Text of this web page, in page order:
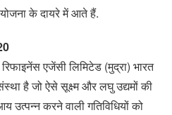
के दायरे में आते हैं.
एजेंसी लिमिटेड (मुद्रा) भारत
है जो ऐसे सूक्ष्म और लघु उद्यमों की
उत्पन्न करने वाली गतिविधियों को